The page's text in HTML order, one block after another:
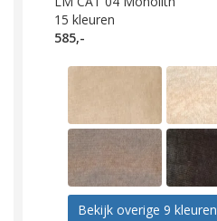
15 kleuren
585,-
Bekijk overige 9 kleuren